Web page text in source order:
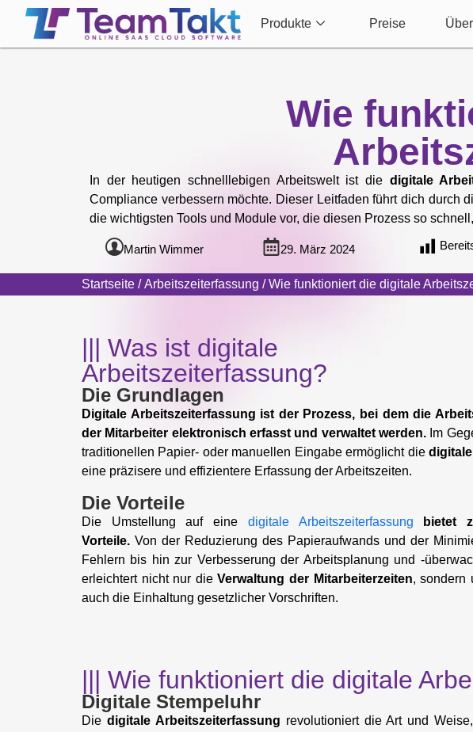
Produkte Preise
Wie
In der heutigen schnelllebigen Arbeitswelt ist die digitale
Compliance verbessern möchte. Dieser Leitfaden führt dich durch
die wichtigsten Tools und Module vor, die diesen Prozess so
Martin Wimmer 29. März 2024
Startseite /Arbeitszeiterfassung / Wie funktioniert die digitale
||| Was ist digitale
Arbeitszeiterfassung?
Die Grundlagen
Digitale Arbeitszeiterfassung ist der Prozess, bei dem die
der Mitarbeiter elektronisch erfasst und verwaltet werden.Im
traditionellen Papier- oder manuellen Eingabe ermöglicht die
eine präzisere und effizientere Erfassung der Arbeitszeiten.
Die Vorteile
Die Umstellung auf eine digitale Arbeitszeiterfassung bietet
Vorteile. Von der Reduzierung des Papieraufwands und der
Fehlern bis hin zur Verbesserung der Arbeitsplanung und -
erleichtert nicht nur dieVerwaltung der Mitarbeiterzeiten, sondern
auch die Einhaltung gesetzlicher Vorschriften.
||| Wie funktioniert die digitale
Digitale Stempeluhr
Die digitale Arbeitszeiterfassung revolutioniert die Art und